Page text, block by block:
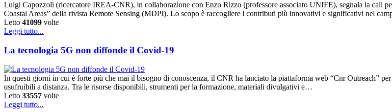
Luigi Capozzoli (ricercatore IREA-CNR), in collaborazione con Enzo Rizzo (professore associato UNIFE), segnala la call
Coastal Areas” della rivista Remote Sensing (MDPI). Lo scopo è raccogliere i contributi più innovativi e significativi nel
Letto 41099 volte
Leggi tutto...
La tecnologia 5G non diffonde il Covid-19
In questi giorni in cui è forte più che mai il bisogno di conoscenza, il CNR ha lanciato la piattaforma web “Cnr Outreach”
usufruibili a distanza. Tra le risorse disponibili, strumenti per la formazione, materiali divulgativi e…
Letto 33557 volte
Leggi tutto...